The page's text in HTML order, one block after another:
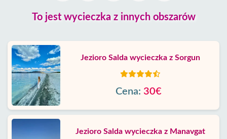
To jest wycieczka z innych obszarów
Jezioro Salda wycieczka z Sorgun
Cena: 30€
Jezioro Salda wycieczka z Manavgat